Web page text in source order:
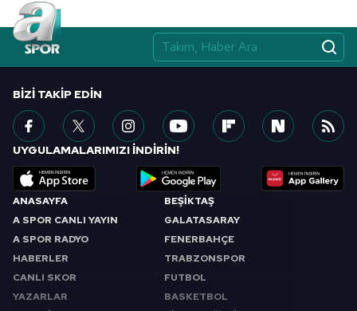
ANASAYFA
A SPOR CANLI YAYIN
A SPOR RADYO
HABERLER
CANLI SKOR
YAZARLAR
BEŞİKTAŞ
GALATASARAY
FENERBAHÇE
TRABZONSPOR
FUTBOL
BASKETBOL
BIZI TAKIP EDIN
UYGULAMALARIMIZI İNDİRİN!